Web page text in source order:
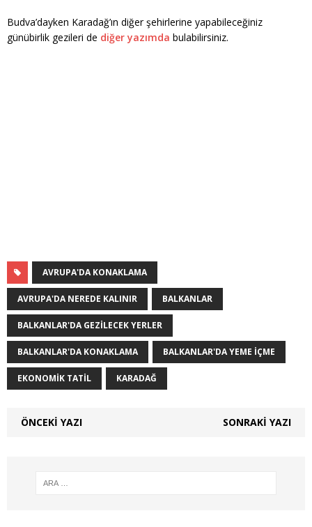
Budva’dayken Karadağ’ın diğer şehirlerine yapabileceğiniz
günübirlik gezileri de diğer yazımda bulabilirsiniz.
AVRUPA'DA KONAKLAMA
AVRUPA'DA NEREDE KALINIR BALKANLAR
BALKANLAR'DA GEZILECEK YERLER
BALKANLAR'DA KONAKLAMA BALKANLAR'DA YEME IÇME
EKONOMIK TATIL KARADAĞ
ÖNCEKI YAZI SONRAKI YAZI